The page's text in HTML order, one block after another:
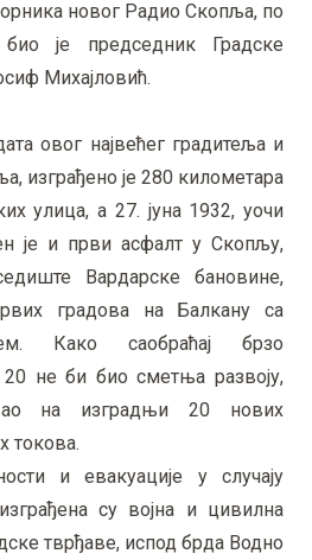
новог Радио Скопља, по
је председник Градске
Михајловић.
овог највећег градитеља и
изграђено је 280 километара
улица, а 27. јуна 1932, уочи
је и први асфалт у Скопљу,
Вардарске бановине,
градова на Балкану са
Како саобраћај брзо
20 не би био сметња развоју,
на изградњи 20 нових
токова.
и евакуације у случају
су војна и цивилна
тврђаве, испод брда Водно